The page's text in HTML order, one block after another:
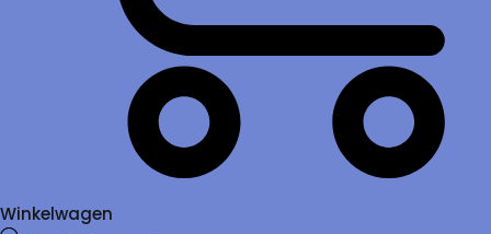
Winkelwagen